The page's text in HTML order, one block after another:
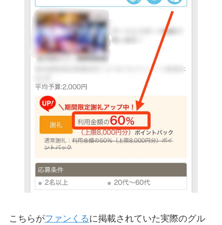
こちらがファンくるに掲載されていた実際のグル